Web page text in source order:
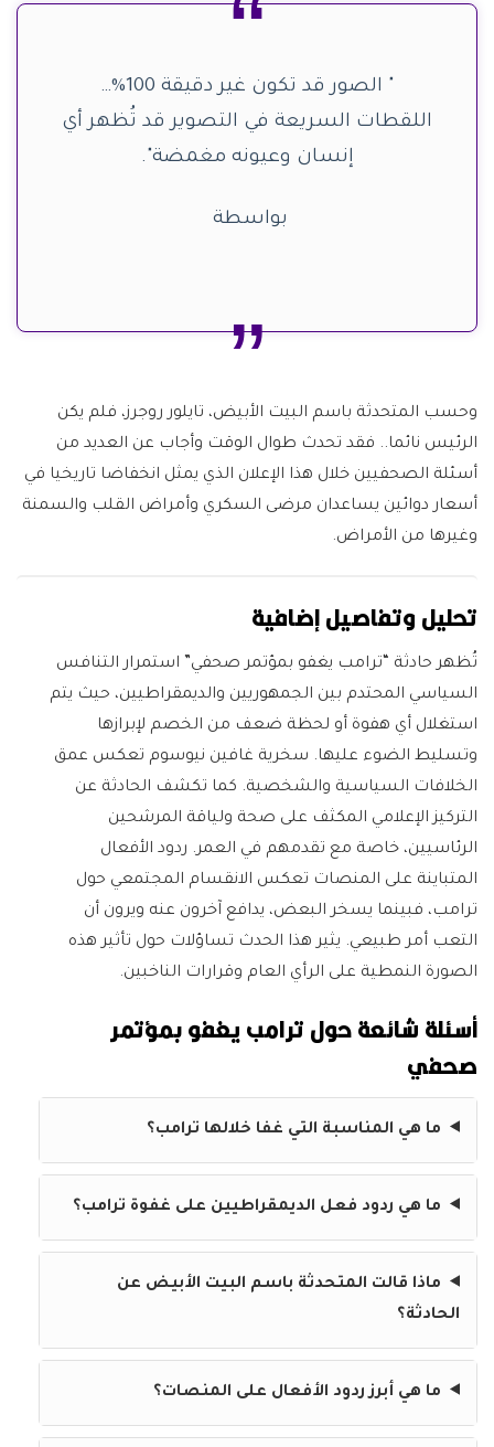
" الصور قد تكون غير دقيقة 100%…
اللقطات السريعة في التصوير قد تُظهر أي
إنسان وعيونه مغمضة".
بواسطة
وحسب المتحدثة باسم البيت الأبيض، تايلور روجرز، فلم يكن
الرئيس نائما.. فقد تحدث طوال الوقت وأجاب عن العديد من
أسئلة الصحفيين خلال هذا الإعلان الذي يمثل انخفاضا تاريخيا في
أسعار دوائين يساعدان مرضى السكري وأمراض القلب والسمنة
وغيرها من الأمراض.
تحليل وتفاصيل إضافية
تُظهر حادثة “ترامب يغفو بمؤتمر صحفي” استمرار التنافس
السياسي المحتدم بين الجمهوريين والديمقراطيين، حيث يتم
استغلال أي هفوة أو لحظة ضعف من الخصم لإبرازها
وتسليط الضوء عليها. سخرية غافين نيوسوم تعكس عمق
الخلافات السياسية والشخصية. كما تكشف الحادثة عن
التركيز الإعلامي المكثف على صحة ولياقة المرشحين
الرئاسيين، خاصة مع تقدمهم في العمر. ردود الأفعال
المتباينة على المنصات تعكس الانقسام المجتمعي حول
ترامب، فبينما يسخر البعض، يدافع آخرون عنه ويرون أن
التعب أمر طبيعي. يثير هذا الحدث تساؤلات حول تأثير هذه
الصورة النمطية على الرأي العام وقرارات الناخبين.
أسئلة شائعة حول ترامب يغفو بمؤتمر
صحفي
ما هي المناسبة التي غفا خلالها ترامب؟
ما هي ردود فعل الديمقراطيين على غفوة ترامب؟
ماذا قالت المتحدثة باسم البيت الأبيض عن
الحادثة؟
ما هي أبرز ردود الأفعال على المنصات؟